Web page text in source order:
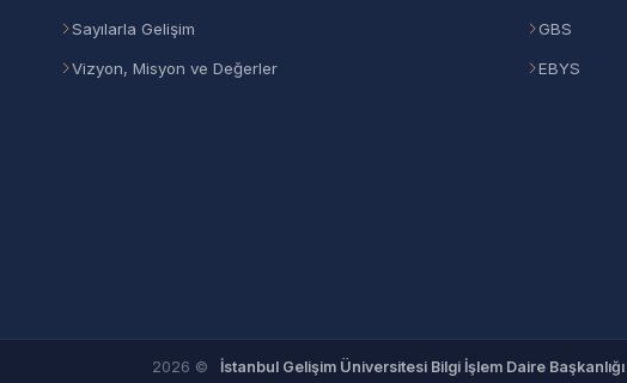
Sayılarla Gelişim
Vizyon, Misyon ve Değerler
GBS
EBYS
2026 © İstanbul Gelişim Üniversitesi Bilgi İşlem Daire Başkanlığı